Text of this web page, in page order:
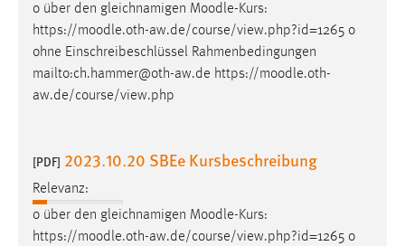
o über den gleichnamigen Moodle-Kurs:
https://moodle.oth-aw.de/course/view.php?id=1265 o
ohne Einschreibeschlüssel Rahmenbedingungen
mailto:ch.hammer@oth-aw.de https://moodle.oth-
aw.de/course/view.php
[PDF] 2023.10.20 SBEe Kursbeschreibung
Relevanz:
o über den gleichnamigen Moodle-Kurs:
https://moodle.oth-aw.de/course/view.php?id=1265 o
Name:
Zweck:
Für performante Seitenauslieferung wird in diesem Cookie
Sprachpräferenz
Name:
site-language-preference